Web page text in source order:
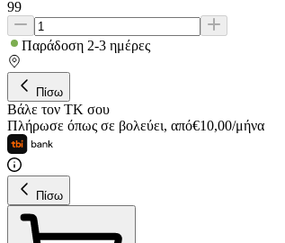
99
Παράδοση 2-3 ημέρες
Πίσω
Βάλε τον ΤΚ σου
Πλήρωσε όπως σε βολεύει, από€10,00/μήνα
Πίσω